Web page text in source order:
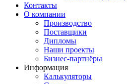
Контакты
О компании
Производство
Поставщики
Дипломы
Наши проекты
Бизнес-партнёры
Информация
Калькуляторы